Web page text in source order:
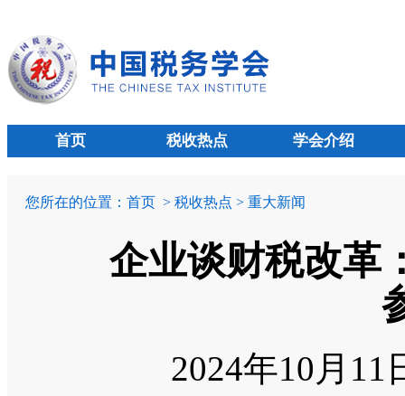
首页 税收热点 学会介绍
您所在的位置： 首页 > 税收热点 > 重大新闻
企业谈财税改革
2024年10月11